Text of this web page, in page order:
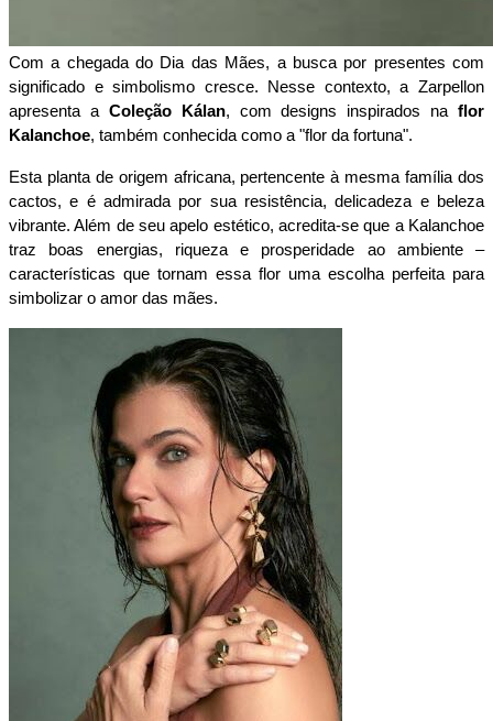
Com a chegada do Dia das Mães, a busca por presentes com
significado e simbolismo cresce. Nesse contexto, a Zarpellon
apresenta a Coleção Kálan, com designs inspirados na flor
Kalanchoe, também conhecida como a "flor da fortuna".
Esta planta de origem africana, pertencente à mesma família dos
cactos, e é admirada por sua resistência, delicadeza e beleza
vibrante. Além de seu apelo estético, acredita-se que a Kalanchoe
traz boas energias, riqueza e prosperidade ao ambiente –
características que tornam essa flor uma escolha perfeita para
simbolizar o amor das mães.